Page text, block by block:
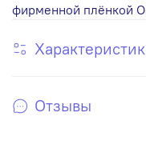
фирменной плёнкой
Отзывы